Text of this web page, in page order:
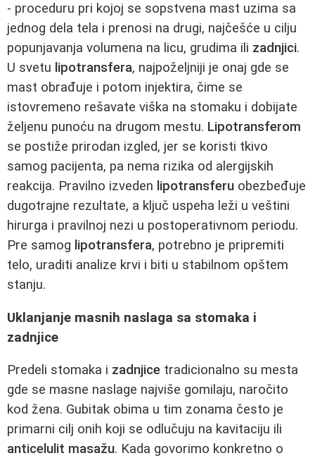
- proceduru pri kojoj se sopstvena mast uzima sa
jednog dela tela i prenosi na drugi, najčešće u cilju
popunjavanja volumena na licu, grudima ili zadnjici.
U svetu lipotransfera, najpoželjniji je onaj gde se
mast obrađuje i potom injektira, čime se
istovremeno rešavate viška na stomaku i dobijate
željenu punoću na drugom mestu. Lipotransferom
se postiže prirodan izgled, jer se koristi tkivo
samog pacijenta, pa nema rizika od alergijskih
reakcija. Pravilno izveden lipotransferu obezbeđuje
dugotrajne rezultate, a ključ uspeha leži u veštini
hirurga i pravilnoj nezi u postoperativnom periodu.
Pre samog lipotransfera, potrebno je pripremiti
telo, uraditi analize krvi i biti u stabilnom opštem
stanju.
Uklanjanje masnih naslaga sa stomaka i
zadnjice
Predeli stomaka i zadnjice tradicionalno su mesta
gde se masne naslage najviše gomilaju, naročito
kod žena. Gubitak obima u tim zonama često je
primarni cilj onih koji se odlučuju na kavitaciju ili
anticelulit masažu. Kada govorimo konkretno o